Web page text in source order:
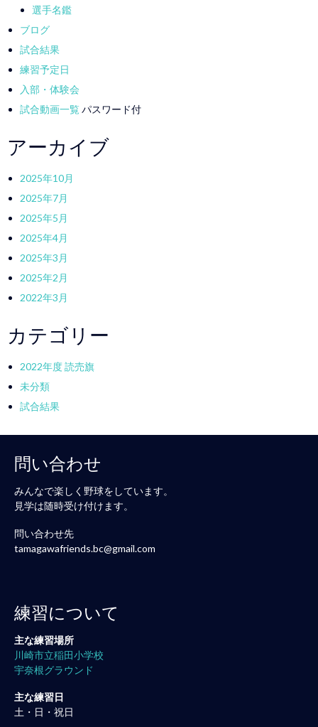
選手名鑑
ブログ
試合結果
練習予定日
入部・体験会
試合動画一覧パスワード付
アーカイブ
2025年10月
2025年7月
2025年5月
2025年4月
2025年3月
2025年2月
2022年3月
カテゴリー
2022年度 読売旗
未分類
試合結果
問い合わせ
みんなで楽しく野球をしています。
見学は随時受け付けます。
問い合わせ先
tamagawafriends.bc@gmail.com
練習について
主な練習場所
川崎市立稲田小学校
宇奈根グラウンド
主な練習日
土・日・祝日